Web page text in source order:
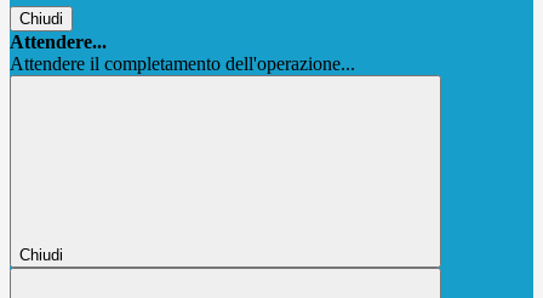
Chiudi
Attendere...
Attendere il completamento dell'operazione...
Chiudi